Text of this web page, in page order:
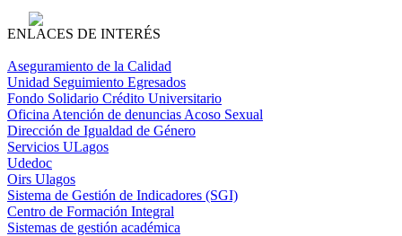
ENLACES DE INTERÉS
Aseguramiento de la Calidad
Unidad Seguimiento Egresados
Fondo Solidario Crédito Universitario
Oficina Atención de denuncias Acoso Sexual
Dirección de Igualdad de Género
Servicios ULagos
Udedoc
Oirs Ulagos
Sistema de Gestión de Indicadores (SGI)
Centro de Formación Integral
Sistemas de gestión académica